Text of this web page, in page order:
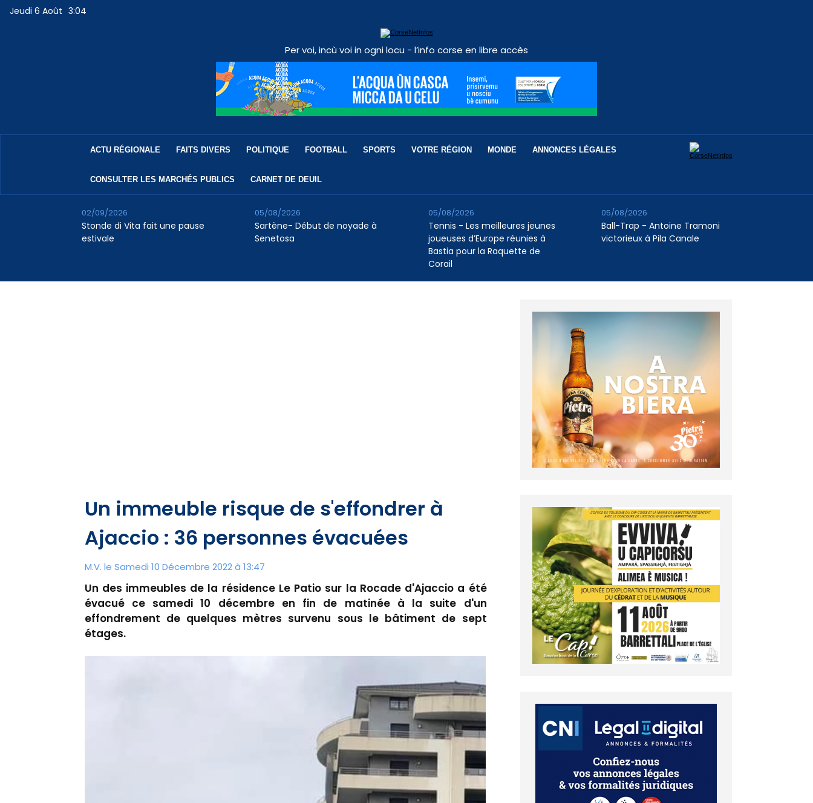
Jeudi 6 Août 3:04
Per voi, incù voi in ogni locu - l’info corse en libre accès
ACTU RÉGIONALE FAITS DIVERS POLITIQUE FOOTBALL SPORTS VOTRE RÉGION MONDE ANNONCES LÉGALES
CONSULTER LES MARCHÉS PUBLICS CARNET DE DEUIL
Stonde di Vita fait une pause
estivale
02/09/2026
Sartène- Début de noyade à
Senetosa
05/08/2026
Tennis - Les meilleures jeunes
joueuses d’Europe réunies à
Bastia pour la Raquette de
Corail
05/08/2026
Ball-Trap - Antoine Tramoni
victorieux à Pila Canale
05/08/2026
Un immeuble risque de s'effondrer à
Ajaccio : 36 personnes évacuées
M.V. le Samedi 10 Décembre 2022 à 13:47
Un des immeubles de la résidence Le Patio sur la Rocade d'Ajaccio a été
évacué ce samedi 10 décembre en fin de matinée à la suite d'un
effondrement de quelques mètres survenu sous le bâtiment de sept
étages.